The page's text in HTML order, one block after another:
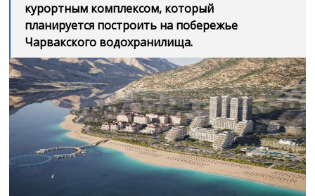
курортным комплексом, который
планируется построить на побережье
Чарвакского водохранилища.